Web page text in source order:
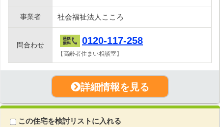
事業者 社会福祉法人こころ
問合わせ 0120-117-258
【高齢者住まい相談室】
詳細情報を見る
この住宅を検討リストに入れる